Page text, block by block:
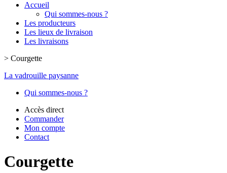
Accueil
Qui sommes-nous ?
Les producteurs
Les lieux de livraison
Les livraisons
> Courgette
La vadrouille paysanne
Qui sommes-nous ?
Accès direct
Commander
Mon compte
Contact
Courgette